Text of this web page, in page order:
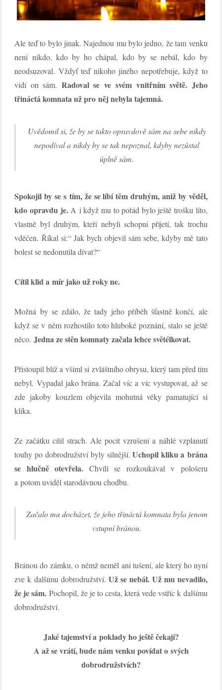
Ale teď to bylo jinak. Najednou mu bylo jedno, že tam venku
není nikdo, kdo by ho chápal, kdo by se nebál, kdo by
neodsuzoval. Vždyť teď nikoho jiného nepotřebuje, když to
vidí on sám. Radoval se ve svém vnitřním světě. Jeho
třináctá komnata už pro něj nebyla tajemná.
Uvědomil si, že by se takto opravdově sám na sebe nikdy
nepodíval a nikdy by se tak nepoznal, kdyby nezůstal
úplně sám.
Spokojil by se s tím, že se líbí těm druhým, aniž by věděl,
kdo opravdu je.A i když mu to pořád bylo ještě trošku líto,
vlastně byl druhým, kteří nebyli schopni přijetí, tak trochu
vděčen. Říkal si:“ Jak bych objevil sám sebe, kdyby mě tato
bolest se nedonutila dívat?“
Cítil klid a mír jako už roky ne.
Možná by se zdálo, že tady jeho příběh šťastně končí, ale
když se v něm rozhostilo toto hluboké poznání, stalo se ještě
něco.Jedna ze stěn komnaty začala lehce světélkovat.
Přistoupil blíž a všiml si zvláštního obrysu, který tam před tím
nebyl. Vypadal jako brána. Začal víc a víc vystupovat, až se
zde jakoby kouzlem objevila mohutná věky pamatující si
klika.
Ze začátku cítil strach. Ale pocit vzrušení a náhlé vzplanutí
touhy po dobrodružství byly silnější.Uchopil kliku a brána
se hlučně otevřela. Chvíli se rozkoukával v pološeru
a potom uviděl starodávnou chodbu.
Začalo mu docházet, že jeho třináctá komnata byla jenom
vstupní bránou.
Bránou do zámku, o němž neměl ani tušení, ale který ho nyní
zve k dalšímu dobrodružství.Už se nebál. Už mu nevadilo,
že je sám. Pochopil, že je to cesta, která vede vstříc k dalšímu
dobrodružství.
Jaké tajemství a poklady ho ještě čekají?
A až se vrátí, bude nám venku povídat o svých
dobrodružstvích?